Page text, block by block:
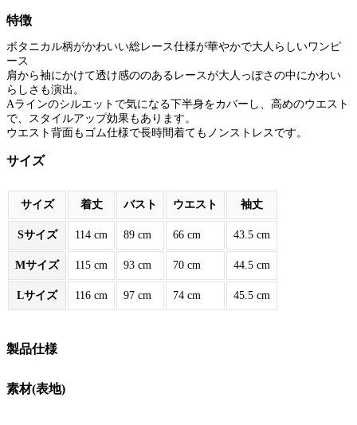
特徴
ボタニカル柄がかわいい総レース仕様が華やかで大人らしいワンピ
ース
肩から袖にかけて透け感ののあるレースが大人っぽさの中にかわい
らしさも演出。
Aラインのシルエットで気になる下半身をカバーし、高めのウエスト
で、スタイルアップ効果もあります。
ウエスト背面もゴム仕様で長時間着てもノンストレスです。
サイズ
サイズ 着丈 バスト ウエスト 袖丈
Sサイズ 114 cm 89 cm 66 cm 43.5 cm
Mサイズ 115 cm 93 cm 70 cm 44.5 cm
Lサイズ 116 cm 97 cm 74 cm 45.5 cm
製品仕様
素材(表地)